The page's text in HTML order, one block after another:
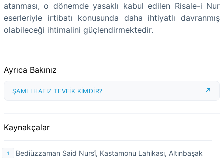
atanması, o dönemde yasaklı kabul edilen Risale-i Nur
eserleriyle irtibatı konusunda daha ihtiyatlı davranmış
olabileceği ihtimalini güçlendirmektedir.
Ayrıca Bakınız
ŞAMLI HAFIZ TEVFİK KİMDİR?
Kaynakçalar
Bediüzzaman Said Nursî, Kastamonu Lahikası, Altınbaşak